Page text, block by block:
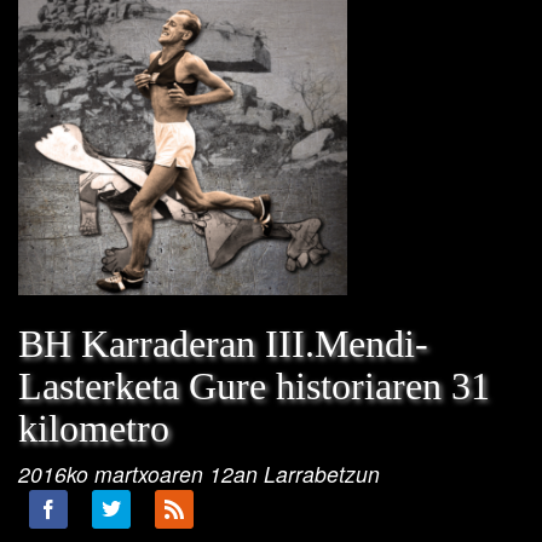
BH Karraderan III.Mendi-
Lasterketa Gure historiaren 31
kilometro
2016ko martxoaren 12an Larrabetzun